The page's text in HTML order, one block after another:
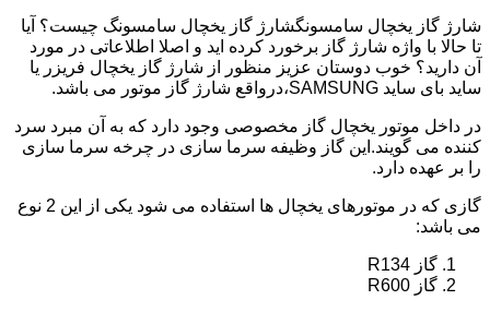
شارژ گاز یخچال سامسونگشارژ گاز یخچال سامسونگ چیست؟ آیا
تا حالا با واژه شارژ گاز برخورد کرده اید و اصلا اطلاعاتی در مورد
آن دارید؟ خوب دوستان عزیز منظور از شارژ گاز یخچال فریزر یا
ساید بای ساید SAMSUNG،درواقع شارژ گاز موتور می باشد.
در داخل موتور یخچال گاز مخصوصی وجود دارد که به آن مبرد سرد
کننده می گویند.این گاز وظیفه سرما سازی در چرخه سرما سازی
را بر عهده دارد.
گازی که در موتورهای یخچال ها استفاده می شود یکی از این 2 نوع
می باشد:
گاز R134
گاز R600